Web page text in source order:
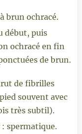
brun ochracé.
début, puis
ochracé en fin
de brun.
de fibrilles
souvent avec
très subtil).
spermatique.